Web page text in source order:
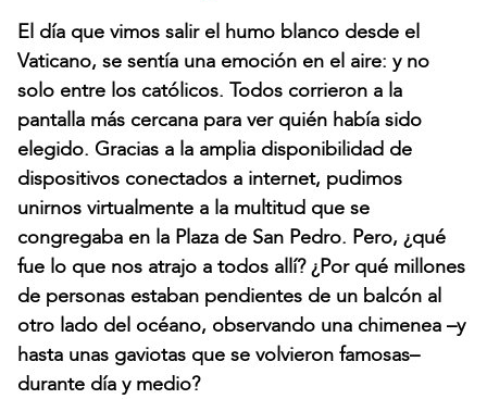
El día que vimos salir el humo blanco desde el
Vaticano, se sentía una emoción en el aire: y no
solo entre los católicos. Todos corrieron a la
pantalla más cercana para ver quién había sido
elegido. Gracias a la amplia disponibilidad de
dispositivos conectados a internet, pudimos
unirnos virtualmente a la multitud que se
congregaba en la Plaza de San Pedro. Pero, ¿qué
fue lo que nos atrajo a todos allí? ¿Por qué millones
de personas estaban pendientes de un balcón al
otro lado del océano, observando una chimenea –y
hasta unas gaviotas que se volvieron famosas–
durante día y medio?